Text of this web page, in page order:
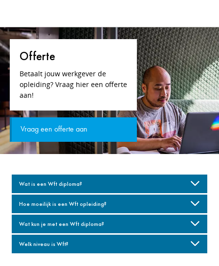
Offerte
Betaalt jouw werkgever de
opleiding? Vraag hier een offerte
aan!
Vraag een offerte aan
Wat is een Wft diploma?
Hoe moeilijk is een Wft opleiding?
Wat kun je met een Wft diploma?
Welk niveau is Wft?